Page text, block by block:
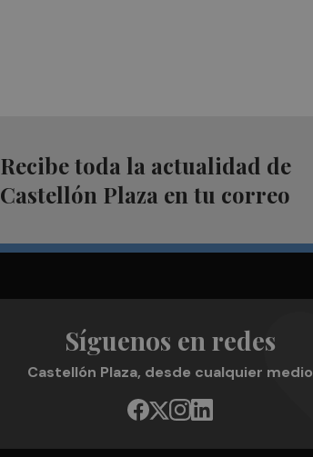
Recibe toda la actualidad de
Castellón Plaza en tu correo
Síguenos en redes
Castellón Plaza, desde cualquier medio